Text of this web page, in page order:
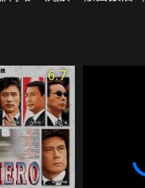
6.7